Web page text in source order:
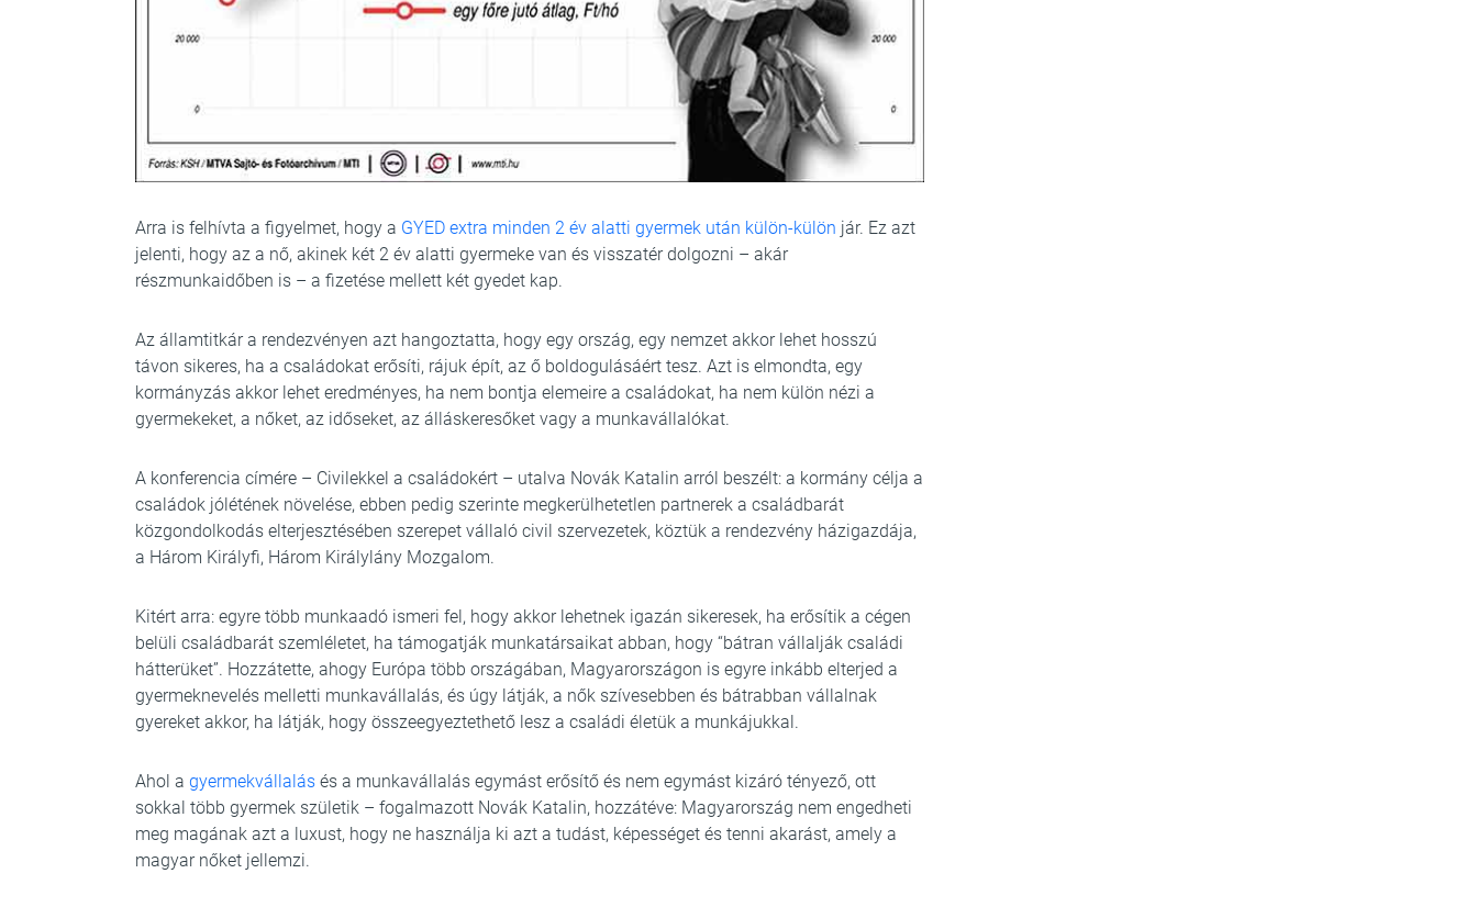
Arra is felhívta a figyelmet, hogy a GYED extra minden 2 év alatti gyermek után külön-külön jár. Ez azt
jelenti, hogy az a nő, akinek két 2 év alatti gyermeke van és visszatér dolgozni – akár
részmunkaidőben is – a fizetése mellett két gyedet kap.
Az államtitkár a rendezvényen azt hangoztatta, hogy egy ország, egy nemzet akkor lehet hosszú
távon sikeres, ha a családokat erősíti, rájuk épít, az ő boldogulásáért tesz. Azt is elmondta, egy
kormányzás akkor lehet eredményes, ha nem bontja elemeire a családokat, ha nem külön nézi a
gyermekeket, a nőket, az időseket, az álláskeresőket vagy a munkavállalókat.
A konferencia címére – Civilekkel a családokért – utalva Novák Katalin arról beszélt: a kormány célja a
családok jólétének növelése, ebben pedig szerinte megkerülhetetlen partnerek a családbarát
közgondolkodás elterjesztésében szerepet vállaló civil szervezetek, köztük a rendezvény házigazdája,
a Három Királyfi, Három Királylány Mozgalom.
Kitért arra: egyre több munkaadó ismeri fel, hogy akkor lehetnek igazán sikeresek, ha erősítik a cégen
belüli családbarát szemléletet, ha támogatják munkatársaikat abban, hogy “bátran vállalják családi
hátterüket”. Hozzátette, ahogy Európa több országában, Magyarországon is egyre inkább elterjed a
gyermeknevelés melletti munkavállalás, és úgy látják, a nők szívesebben és bátrabban vállalnak
gyereket akkor, ha látják, hogy összeegyeztethető lesz a családi életük a munkájukkal.
Ahol a gyermekvállalás és a munkavállalás egymást erősítő és nem egymást kizáró tényező, ott
sokkal több gyermek születik – fogalmazott Novák Katalin, hozzátéve: Magyarország nem engedheti
meg magának azt a luxust, hogy ne használja ki azt a tudást, képességet és tenni akarást, amely a
magyar nőket jellemzi.